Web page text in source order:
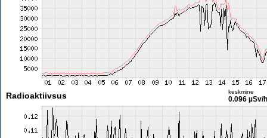
Radioaktiivsus keskmine
0.096 µSv/h